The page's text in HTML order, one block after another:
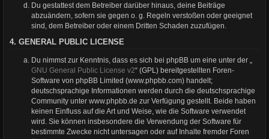
Du gestattest dem Betreiber darüber hinaus, deine Beiträge
abzuändern, sofern sie gegen o. g. Regeln verstoßen oder geeignet
sind, dem Betreiber oder einem Dritten Schaden zuzufügen.
4. GENERAL PUBLIC LICENSE
Du nimmst zur Kenntnis, dass es sich bei phpBB um eine unter der „
GNU General Public License v2“ (GPL) bereitgestellten Foren-
Software von phpBB Limited (www.phpbb.com) handelt;
deutschsprachige Informationen werden durch die deutschsprachige
Community unter www.phpbb.de zur Verfügung gestellt. Beide haben
keinen Einfluss auf die Art und Weise, wie die Software verwendet
wird. Sie können insbesondere die Verwendung der Software für
bestimmte Zwecke nicht untersagen oder auf Inhalte fremder Foren